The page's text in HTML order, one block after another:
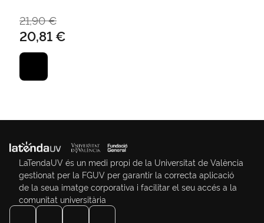
21,90 €
20,81 €
LaTendaUV és un medi propi de la Universitat de València
gestionat per la FGUV per garantir la correcta aplicació
de la seua imatge corporativa i facilitar el seu accés a la
comunitat universitària